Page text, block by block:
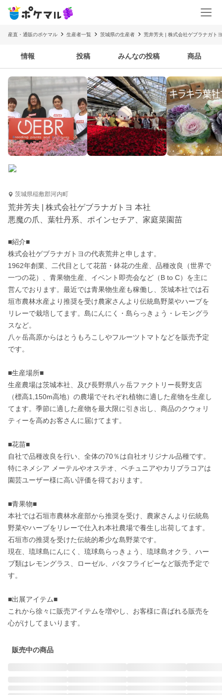
産直・通販のポケマル 生産者一覧 茨城県の生産者 荒井芳夫 | 株式会社ゲブラナガト
情報 投稿 みんなの投稿 商品
茨城県稲敷郡河内町
荒井芳夫 | 株式会社ゲブラナガトヨ 本社
悪魔の爪、葉牡丹系、ポインセチア、家庭菜園苗
■紹介■
株式会社ゲブラナガトヨの代表荒井と申します。
1962年創業、二代目として花苗・鉢花の生産、品種改良（世界で
一つの花）、青果物生産、イベント即売会など（B to C）を主に
営んでおります。最近では青果物生産も稼働し、茨城本社では石
垣市農林水産より推奨を受け農家さんより伝統島野菜やハーブを
リレーで栽培してます。島にんにく・島らっきょう・レモングラ
スなど。
八ヶ岳高原からはとうもろこしやフルーツトマトなどを販売予定
です。
■生産場所■
生産農場は茨城本社、及び長野県八ヶ岳ファクトリー長野支店
（標高1,150m高地）の農場でそれぞれ植物に適した産物を生産し
てます。季節に適した産物を最大限に引き出し、商品のクウォリ
ティーを高めお客さんに届けてます。
■花苗■
自社で品種改良を行い、全体の70％は自社オリジナル品種です。
特にネメシア メーテルやオステオ、ペチュニアやカリブラコアは
園芸ユーザー様に高い評価を得ております。
■青果物■
本社では石垣市農林水産部から推奨を受け、農家さんより伝統島
野菜やハーブをリレーで仕入れ本社農場で養生し出荷してます。
石垣市の推奨を受けた伝統的希少な島野菜です。
現在、琉球島にんにく、琉球島らっきょう、琉球島オクラ、ハー
ブ類はレモングラス、ローゼル、バタフライピーなど販売予定で
す。
■出展アイテム■
これから徐々に販売アイテムを増やし、お客様に喜ばれる販売を
心がけしてまいります。
販売中の商品